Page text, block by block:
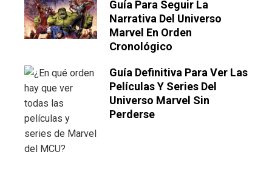
Guía Para Seguir La
Narrativa Del Universo
Marvel En Orden
Cronológico
Guía Definitiva Para Ver Las
Películas Y Series Del
Universo Marvel Sin
Perderse